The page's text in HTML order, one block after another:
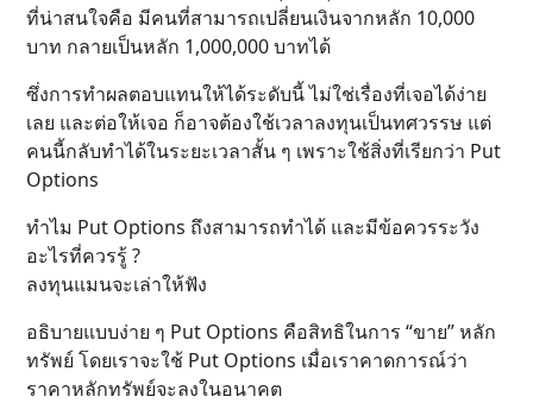
ที่น่าสนใจคือ มีคนที่สามารถเปลี่ยนเงินจากหลัก 10,000
บาท กลายเป็นหลัก 1,000,000 บาทได้
ซึ่งการทำผลตอบแทนให้ได้ระดับนี้ ไม่ใช่เรื่องที่เจอได้ง่าย
เลย และต่อให้เจอ ก็อาจต้องใช้เวลาลงทุนเป็นทศวรรษ แต่
คนนี้กลับทำได้ในระยะเวลาสั้น ๆ เพราะใช้สิ่งที่เรียกว่า Put
Options
ทำไม Put Options ถึงสามารถทำได้ และมีข้อควรระวัง
อะไรที่ควรรู้ ?
ลงทุนแมนจะเล่าให้ฟัง
อธิบายแบบง่าย ๆ Put Options คือสิทธิในการ “ขาย” หลัก
ทรัพย์ โดยเราจะใช้ Put Options เมื่อเราคาดการณ์ว่า
ราคาหลักทรัพย์จะลงในอนาคต